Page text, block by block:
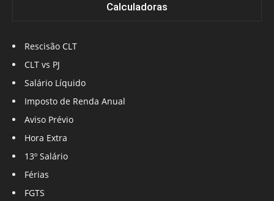
Calculadoras
Rescisão CLT
CLT vs PJ
Salário Líquido
Imposto de Renda Anual
Aviso Prévio
Hora Extra
13º Salário
Férias
FGTS